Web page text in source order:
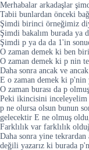
Merhabalar arkadaşlar
Tabii bunlardan önceki
Şimdi birinci örneğimiz
Şimdi bakalım burada ya
Şimdi p ya da da 1'in
O zaman demek ki ben
O zaman demek ki p nin
Daha sonra ancak ve
E o zaman demek ki p'nin
O zaman burası da p
Peki ikincisini inceleyelim
p ne olursa olsun bunun
gelecektir E ne olmuş
Farklılık var farklılık
Daha sonra yine
değili yazarız ki burada